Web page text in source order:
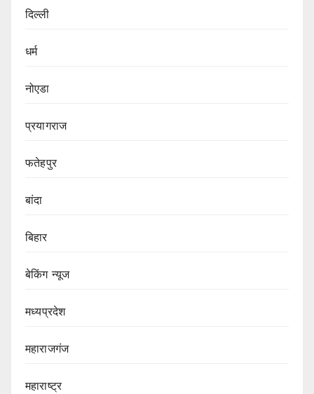
दिल्ली
धर्म
नोएडा
प्रयागराज
फतेहपुर
बांदा
बिहार
बेकिंग न्यूज
मध्यप्रदेश
महाराजगंज
महाराष्ट्र